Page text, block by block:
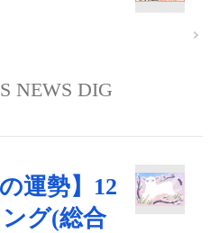
NEWS DIG
運勢】12
グ(総合